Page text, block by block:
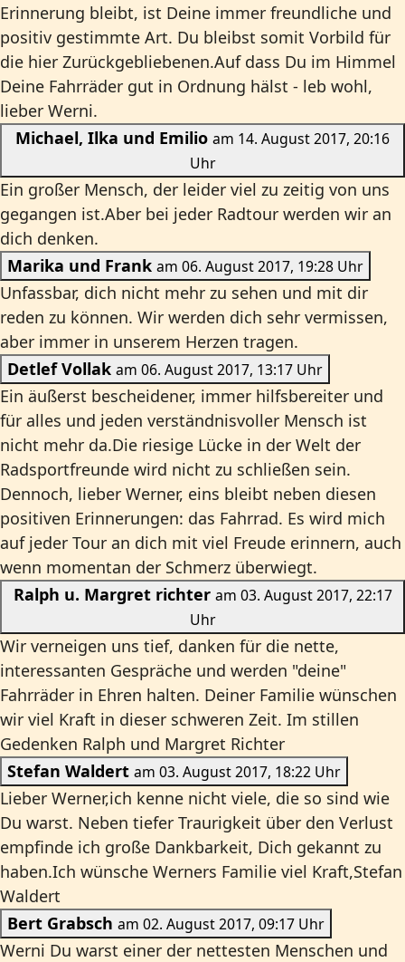
Erinnerung bleibt, ist Deine immer freundliche und
positiv gestimmte Art. Du bleibst somit Vorbild für
die hier Zurückgebliebenen.Auf dass Du im Himmel
Deine Fahrräder gut in Ordnung hälst - leb wohl,
lieber Werni.
Michael, Ilka und Emilio am 14. August 2017, 20:16
Uhr
Ein großer Mensch, der leider viel zu zeitig von uns
gegangen ist.Aber bei jeder Radtour werden wir an
dich denken.
Marika und Frank
am 06. August 2017, 19:28 Uhr
Unfassbar, dich nicht mehr zu sehen und mit dir
reden zu können. Wir werden dich sehr vermissen,
aber immer in unserem Herzen tragen.
Detlef Vollak
am 06. August 2017, 13:17 Uhr
Ein äußerst bescheidener, immer hilfsbereiter und
für alles und jeden verständnisvoller Mensch ist
nicht mehr da.Die riesige Lücke in der Welt der
Radsportfreunde wird nicht zu schließen sein.
Dennoch, lieber Werner, eins bleibt neben diesen
positiven Erinnerungen: das Fahrrad. Es wird mich
auf jeder Tour an dich mit viel Freude erinnern, auch
wenn momentan der Schmerz überwiegt.
Ralph u. Margret richter am 03. August 2017, 22:17
Uhr
Wir verneigen uns tief, danken für die nette,
interessanten Gespräche und werden "deine"
Fahrräder in Ehren halten. Deiner Familie wünschen
wir viel Kraft in dieser schweren Zeit. Im stillen
Gedenken Ralph und Margret Richter
Stefan Waldert
am 03. August 2017, 18:22 Uhr
Lieber Werner,ich kenne nicht viele, die so sind wie
Du warst. Neben tiefer Traurigkeit über den Verlust
empfinde ich große Dankbarkeit, Dich gekannt zu
haben.Ich wünsche Werners Familie viel Kraft,Stefan
Waldert
Bert Grabsch
am 02. August 2017, 09:17 Uhr
Werni Du warst einer der nettesten Menschen und